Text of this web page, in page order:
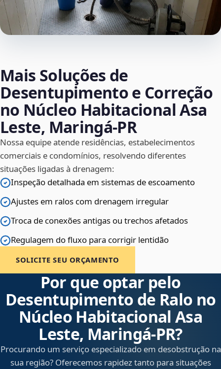
Mais Soluções de
Desentupimento e Correção
no Núcleo Habitacional Asa
Leste, Maringá‑PR
Nossa equipe atende residências, estabelecimentos
comerciais e condomínios, resolvendo diferentes
situações ligadas à drenagem:
Inspeção detalhada em sistemas de escoamento
Ajustes em ralos com drenagem irregular
Troca de conexões antigas ou trechos afetados
Regulagem do fluxo para corrigir lentidão
SOLICITE SEU ORÇAMENTO
Por que optar pelo
Desentupimento de Ralo no
Núcleo Habitacional Asa
Leste, Maringá‑PR?
Procurando um serviço especializado em desobstrução na
sua região? Oferecemos rapidez tanto para situações